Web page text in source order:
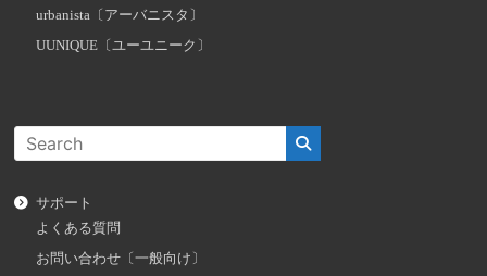
urbanista〔アーバニスタ〕
UUNIQUE〔ユーユニーク〕
サポート
よくある質問
お問い合わせ〔一般向け〕